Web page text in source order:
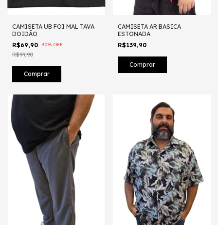
CAMISETA UB FOI MAL TAVA
DOIDÃO
R$69,90 -30% OFF
R$99,90
Comprar
CAMISETA AR BASICA
ESTONADA
R$139,90
Comprar